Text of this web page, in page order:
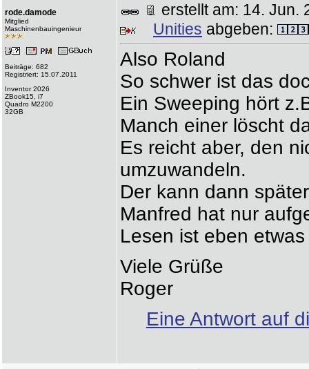
rode.damode
Mitglied
Maschinenbauingenieur
Beiträge: 682
Registriert: 15.07.2011
Inventor 2026
ZBook15, i7
Quadro M2200
32GB
erstellt am: 14.
Unities abgeben:
Also Roland
So schwer ist das
Ein Sweeping hört
Manch einer löscht
Es reicht aber, den
umzuwandeln.
Der kann dann
Manfred hat nur
Lesen ist eben
Viele Grüße
Roger
Eine Antwort auf